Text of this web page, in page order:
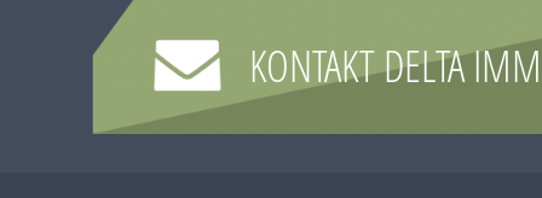
KONTAKT DELTA